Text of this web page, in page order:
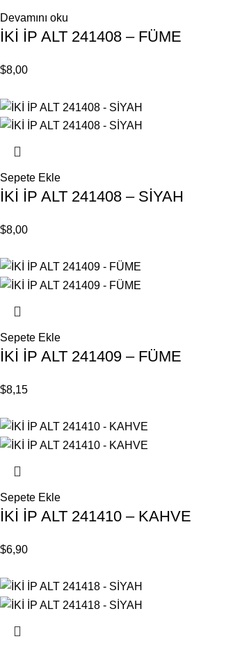
Devamını oku
İKİ İP ALT 241408 – FÜME
$8,00
Sepete Ekle
İKİ İP ALT 241408 – SİYAH
$8,00
Sepete Ekle
İKİ İP ALT 241409 – FÜME
$8,15
Sepete Ekle
İKİ İP ALT 241410 – KAHVE
$6,90